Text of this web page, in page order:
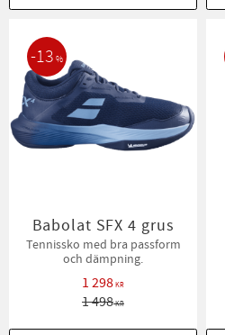
Babolat SFX 4 grus
Tennissko med bra passform
och dämpning.
1 298KR
1 498KR
13 %